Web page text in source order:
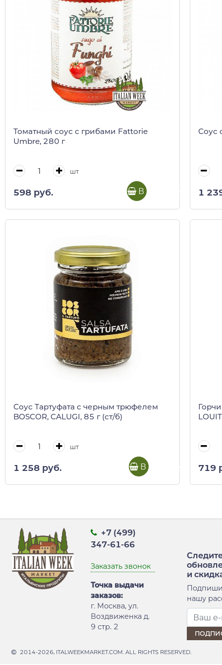
Томатный соус с грибами Fattorie
Umbre, 280 г
шт
598 руб. В корзину
Соус
1
Соус Тартуфата с черным трюфелем
BOSCOR, CALUGI, 85 г (ст/б)
шт
1 258 руб. В корзину 719
+7 (499)
347-61-66
Заказать звонок
Точка выдачи
заказов:
г. Москва, ул.
Воздвиженка д.
9 стр. 2
и
нашу
2014-2026, ITALWEEKMARKET.COM. ALL RIGHTS RESERVED.